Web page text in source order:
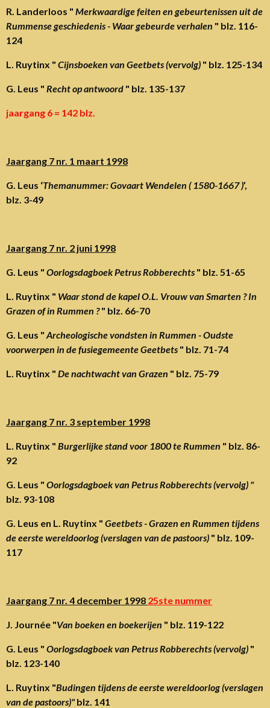
R. Landerloos " Merkwaardige feiten en gebeurtenissen uit de
Rummense geschiedenis - Waar gebeurde verhalen " blz. 116-
124
L. Ruytinx " Cijnsboeken van Geetbets (vervolg) " blz. 125-134
G. Leus " Recht op antwoord " blz. 135-137
jaargang 6 = 142 blz.
Jaargang 7 nr. 1 maart 1998
G. Leus ‘Themanummer: Govaart Wendelen ( 1580-1667 )’,
blz. 3-49
Jaargang 7 nr. 2 juni 1998
G. Leus " Oorlogsdagboek Petrus Robberechts " blz. 51-65
L. Ruytinx " Waar stond de kapel O.L. Vrouw van Smarten ? In
Grazen of in Rummen ?" blz. 66-70
G. Leus " Archeologische vondsten in Rummen - Oudste
voorwerpen in de fusiegemeente Geetbets " blz. 71-74
L. Ruytinx " De nachtwacht van Grazen " blz. 75-79
Jaargang 7 nr. 3 september 1998
L. Ruytinx " Burgerlijke stand voor 1800 te Rummen " blz. 86-
92
G. Leus " Oorlogsdagboek van Petrus Robberechts (vervolg) "
blz. 93-108
G. Leus en L. Ruytinx " Geetbets - Grazen en Rummen tijdens
de eerste wereldoorlog (verslagen van de pastoors) " blz. 109-
117
Jaargang 7 nr. 4 december 1998 25ste nummer
J. Journée "Van boeken en boekerijen " blz. 119-122
G. Leus " Oorlogsdagboek van Petrus Robberechts (vervolg) "
blz. 123-140
L. Ruytinx "Budingen tijdens de eerste wereldoorlog (verslagen
van de pastoors)"blz. 141